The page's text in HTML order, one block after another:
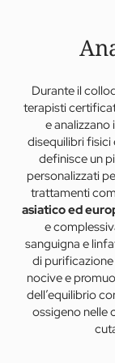
Attivazione
individuale
Utilizzo di
Protocolli di
morfologiche
Nourish & Boost
Terapia
Power of
Durante il
terapisti
e analizzano
disequilibri fisici
definisce un
personalizzati
trattamenti
asiatico ed
e
sanguigna e
di
nocive e
dell’equilibrio
ossigeno nelle